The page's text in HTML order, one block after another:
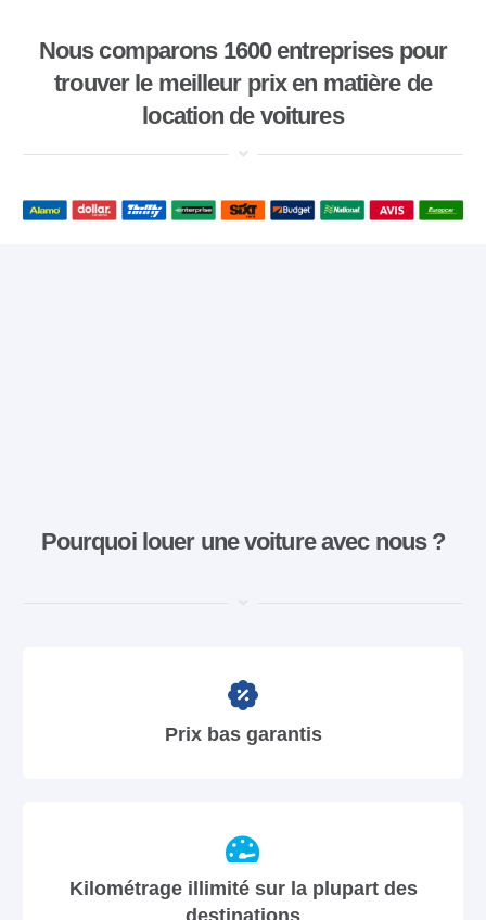
Nous comparons 1600 entreprises pour
trouver le meilleur prix en matière de
location de voitures
Pourquoi louer une voiture avec nous ?
Prix bas garantis
Kilométrage illimité sur la plupart des